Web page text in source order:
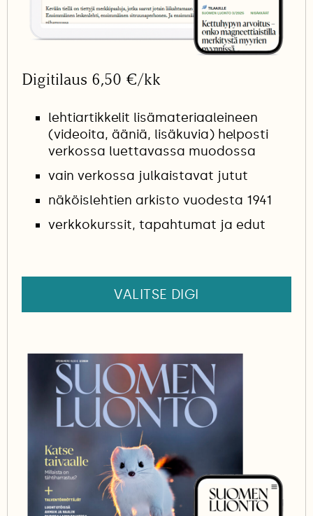
Digitilaus 6,50 €/kk
lehtiartikkelit lisämateriaaleineen
(videoita, ääniä, lisäkuvia) helposti
verkossa luettavassa muodossa
vain verkossa julkaistavat jutut
näköislehtien arkisto vuodesta 1941
verkkokurssit, tapahtumat ja edut
VALITSE DIGI